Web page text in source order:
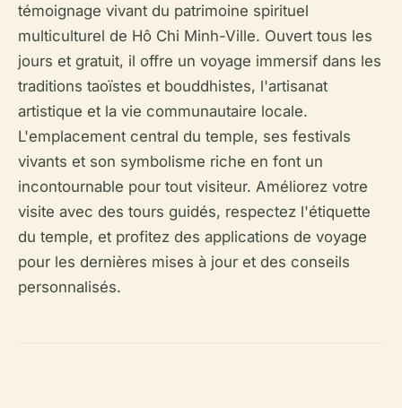
témoignage vivant du patrimoine spirituel
multiculturel de Hô Chi Minh-Ville. Ouvert tous les
jours et gratuit, il offre un voyage immersif dans les
traditions taoïstes et bouddhistes, l'artisanat
artistique et la vie communautaire locale.
L'emplacement central du temple, ses festivals
vivants et son symbolisme riche en font un
incontournable pour tout visiteur. Améliorez votre
visite avec des tours guidés, respectez l'étiquette
du temple, et profitez des applications de voyage
pour les dernières mises à jour et des conseils
personnalisés.